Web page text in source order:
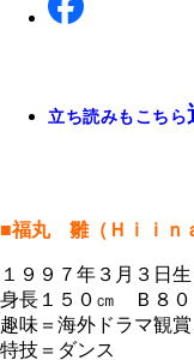
立ち読みもこちら
■福丸 雛（Ｈｉｉｎ
１９９７年３月３日
身長１５０㎝ Ｂ８
趣味＝海外ドラマ観
特技＝ダンス